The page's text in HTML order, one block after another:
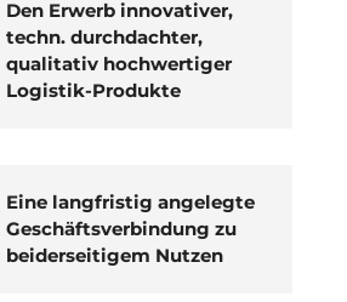
Den Erwerb innovativer,
techn. durchdachter,
qualitativ hochwertiger
Logistik-Produkte
Eine langfristig angelegte
Geschäftsverbindung zu
beiderseitigem Nutzen